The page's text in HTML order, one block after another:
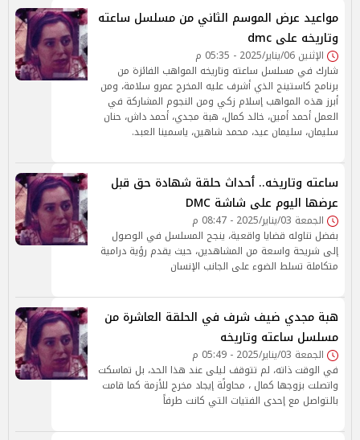
مواعيد عرض الموسم الثاني من مسلسل ساعته
وتاريخه على dmc
الإثنين 06/يناير/2025 - 05:35 م
شارك في مسلسل ساعته وتاريخه المواهب الفائزة من
برنامج كاستينج الذي أشرف عليه المخرج عمرو سلامة، ومن
أبرز هذه المواهب إسلام زكي ومن النجوم المشاركة في
العمل أحمد أمين، خالد كمال، هبة مجدي، أحمد داش، حنان
سليمان، سليمان عيد، محمد شاهين، ياسمينا العبد.
ساعته وتاريخه.. ٲحداث حلقة شهادة حق قبل
عرضها اليوم على شاشة DMC
الجمعة 03/يناير/2025 - 08:47 م
بفضل تناوله قضايا واقعية، ينجح المسلسل في الوصول
إلى شريحة واسعة من المشاهدين، حيث يقدم رؤية درامية
متكاملة تسلط الضوء على الجانب الإنسان
هبة مجدي ضيف شرف في الحلقة العاشرة من
مسلسل ساعته وتاريخه
الجمعة 03/يناير/2025 - 05:49 م
في الوقت ذاته، لم تتوقف ليلى عند هذا الحد، بل تماسكت
واتصلت بزوجها كمال ، محاولًة إيجاد مخرج للأزمة كما قامت
بالتواصل مع إحدى الفتيات التي كانت طرفاً